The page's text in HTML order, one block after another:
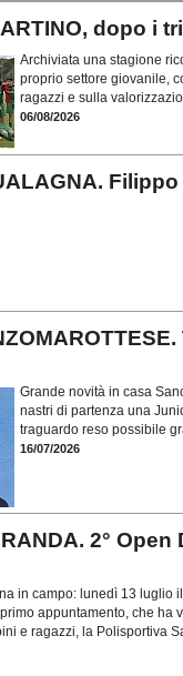
dopo i
Archiviata una stagione
proprio settore giovanile,
ragazzi e sulla
06/08/2026
Grande novità in casa
nastri di partenza una
traguardo reso possibile
16/07/2026
2°
in campo: lunedì 13
appuntamento, che ha
e ragazzi, la Polisportiva